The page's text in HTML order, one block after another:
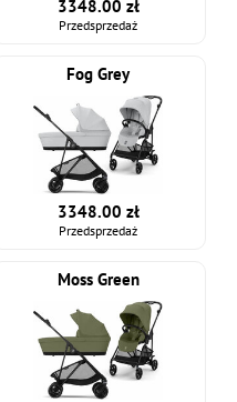
3348.00 zł
Przedsprzedaż
Fog Grey
3348.00 zł
Przedsprzedaż
Moss Green